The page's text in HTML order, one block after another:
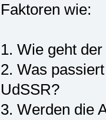
Faktoren wie:
1. Wie geht
2. Was
UdSSR?
3. Werden die